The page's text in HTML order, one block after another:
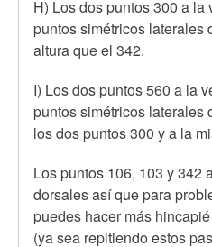
H) Los dos puntos 300 a la
puntos simétricos laterales
altura que el 342.
I) Los dos puntos 560 a la
puntos simétricos laterales
los dos puntos 300 y a la
Los puntos 106, 103 y 342
dorsales así que para
puedes hacer más
(ya sea repitiendo estos